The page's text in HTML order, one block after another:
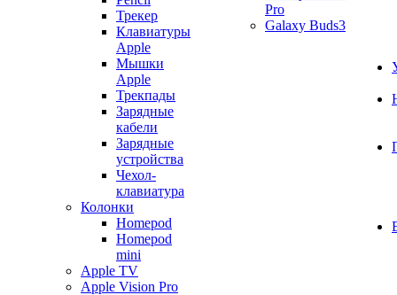
Трекер
Клавиатуры
Apple
Мышки
Apple
Трекпады
Зарядные
кабели
Зарядные
устройства
Чехол-
клавиатура
Колонки
Homepod
Homepod
mini
Apple TV
Apple Vision Pro
Pro
Galaxy Buds3